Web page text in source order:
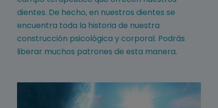
dientes. De hecho, en nuestros dientes se
encuentra toda la historia de nuestra
construcción psicológica y corporal. Podrás
liberar muchos patrones de esta manera.